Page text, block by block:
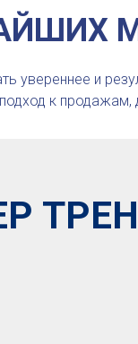
увереннее и
к продажам,